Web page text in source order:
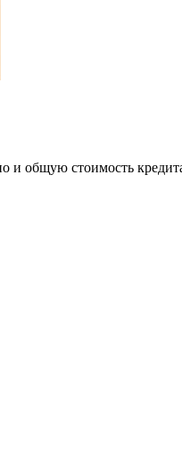
и общую стоимость